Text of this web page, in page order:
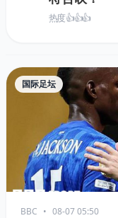
热度 👍👍👍
国际足坛
BBC • 08-07 05:50